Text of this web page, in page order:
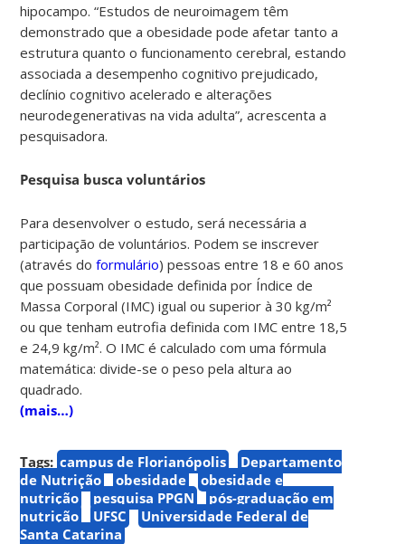
hipocampo. “Estudos de neuroimagem têm
demonstrado que a obesidade pode afetar tanto a
estrutura quanto o funcionamento cerebral, estando
associada a desempenho cognitivo prejudicado,
declínio cognitivo acelerado e alterações
neurodegenerativas na vida adulta”, acrescenta a
pesquisadora.
Pesquisa busca voluntários
Para desenvolver o estudo, será necessária a
participação de voluntários. Podem se inscrever
(através doformulário) pessoas entre 18 e 60 anos
que possuam obesidade definida por Índice de
Massa Corporal (IMC) igual ou superior à 30 kg/m²
ou que tenham eutrofia definida com IMC entre 18,5
e 24,9 kg/m². O IMC é calculado com uma fórmula
matemática: divide-se o peso pela altura ao
quadrado.
(mais…)
Tags: campus de Florianópolis
Departamento
de Nutrição
obesidade
obesidade e
nutrição
pesquisa PPGN
pós-graduação em
nutrição
UFSC
Universidade Federal de
Santa Catarina